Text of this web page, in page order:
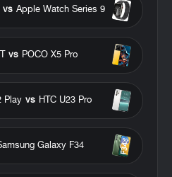
Apple Watch Series 9
vs
POCO X5 Pro
vs
HTC U23 Pro
vs
Play
Galaxy F34